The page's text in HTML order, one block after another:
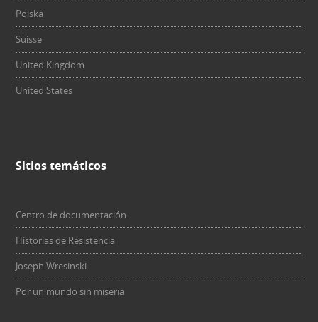
Polska
Suisse
United Kingdom
United States
Sitios temáticos
Centro de documentación
Historias de Resistencia
Joseph Wresinski
Por un mundo sin miseria